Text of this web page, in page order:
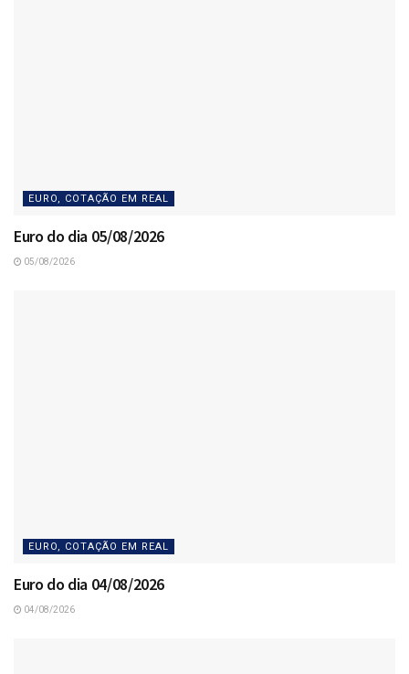
EURO, COTAÇÃO EM REAL
Euro do dia 05/08/2026
05/08/2026
EURO, COTAÇÃO EM REAL
Euro do dia 04/08/2026
04/08/2026